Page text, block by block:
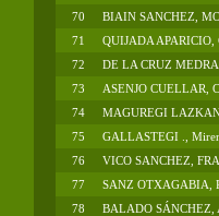
70
BIAIN SANCHEZ,
71
QUIJADA APARICIO,
72
DE LA CRUZ
73
ASENJO CUELLAR,
74
MAGUREGI
75
GALLASTEGI .,
76
VICO SANCHEZ,
77
SANZ OTXAGABIA,
78
BALADO SÁNCHEZ,